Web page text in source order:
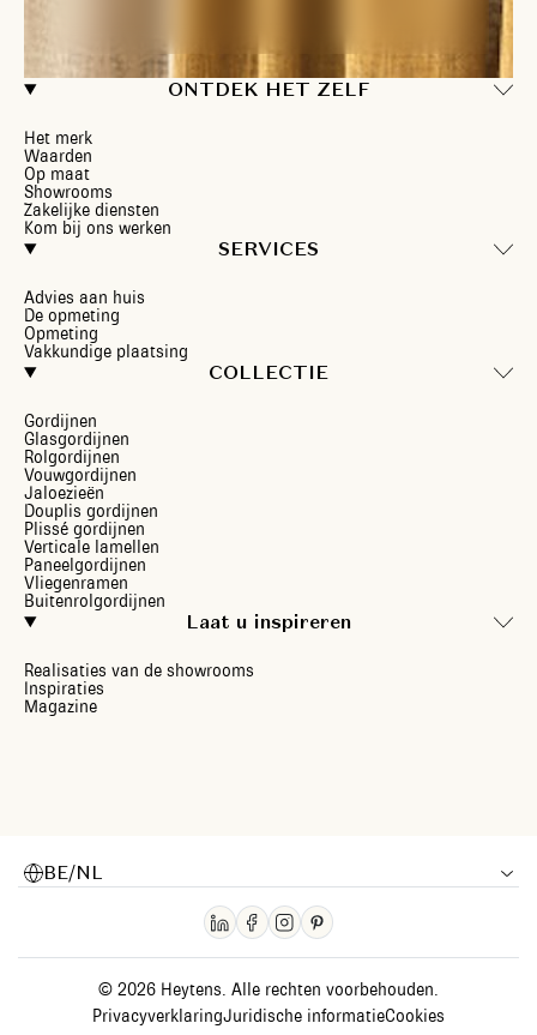
ONTDEK HET ZELF
Het merk
Waarden
Op maat
Showrooms
Zakelijke diensten
Kom bij ons werken
SERVICES
Advies aan huis
De opmeting
Opmeting
Vakkundige plaatsing
COLLECTIE
Gordijnen
Glasgordijnen
Rolgordijnen
Vouwgordijnen
Jaloezieën
Douplis gordijnen
Plissé gordijnen
Verticale lamellen
Paneelgordijnen
Vliegenramen
Buitenrolgordijnen
Laat u inspireren
Realisaties van de showrooms
Inspiraties
Magazine
BE/NL
© 2026 Heytens. Alle rechten voorbehouden.
PrivacyverklaringJuridische informatieCookies